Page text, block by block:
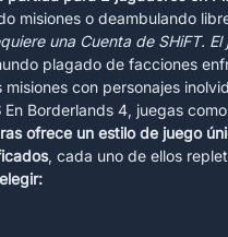
misiones o deambulando
una Cuenta de SHiFT.
plagado de facciones
con personajes
En Borderlands 4, juegas
ofrece un estilo de juego
, cada uno de ellos